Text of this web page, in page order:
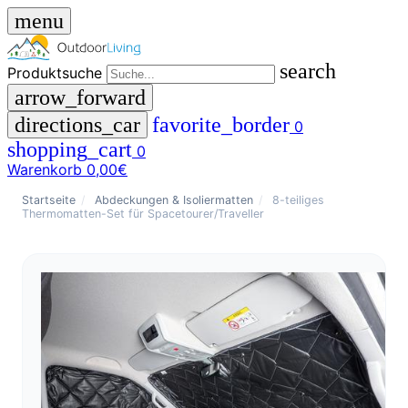
menu
Produktsuche
search
arrow_forward
directions_car favorite_border 0
shopping_cart 0
Warenkorb 0,00€
close
Produktsuche
search
Startseite / Abdeckungen & Isoliermatten /
8-teiliges
Thermomatten-Set für Spacetourer/Traveller